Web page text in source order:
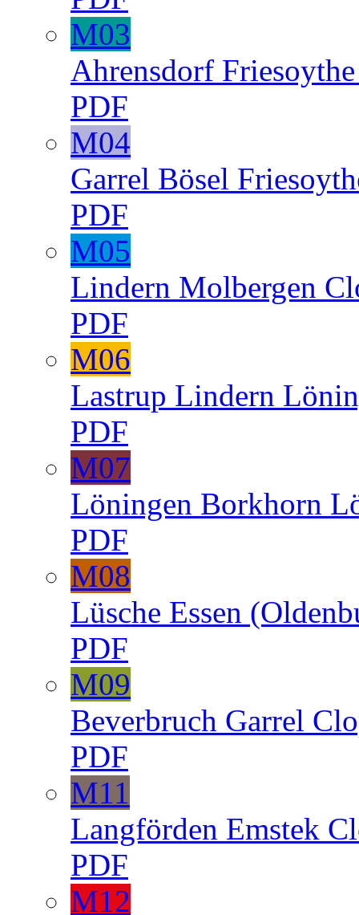
M03
Ahrensdorf
PDF
M04
Garrel Bösel
PDF
M05
Lindern Molbergen
PDF
M06
Lastrup Lindern
PDF
M07
Löningen Borkhorn
PDF
M08
Lüsche Essen
PDF
M09
Beverbruch Garrel
PDF
M11
Langförden Emstek
PDF
M12